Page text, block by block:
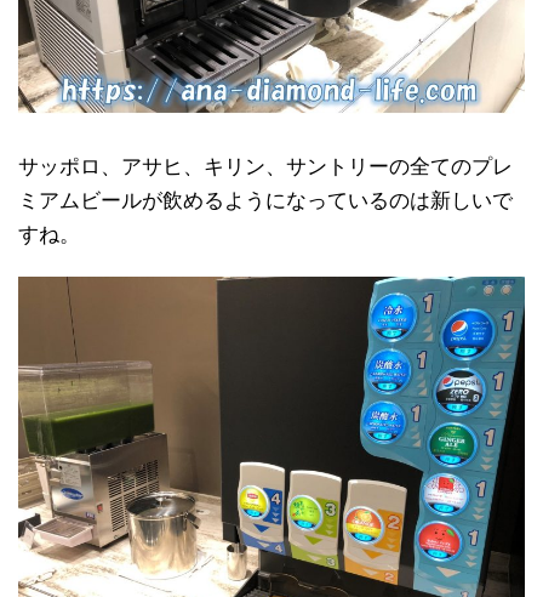
サッポロ、アサヒ、キリン、サントリーの全てのプレ
ミアムビールが飲めるようになっているのは新しいで
すね。